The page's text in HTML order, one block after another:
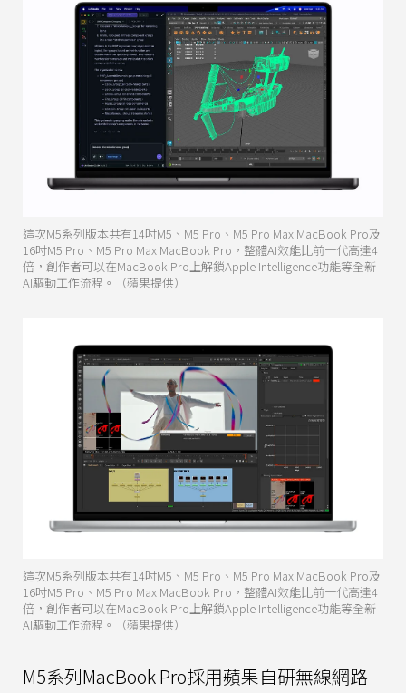
這次M5系列版本共有14吋M5、M5 Pro、M5 Pro Max MacBook Pro及
16吋M5 Pro、M5 Pro Max MacBook Pro，整體AI效能比前一代高達4
倍，創作者可以在MacBook Pro上解鎖Apple Intelligence功能等全新
AI驅動工作流程。（蘋果提供）
這次M5系列版本共有14吋M5、M5 Pro、M5 Pro Max MacBook Pro及
16吋M5 Pro、M5 Pro Max MacBook Pro，整體AI效能比前一代高達4
倍，創作者可以在MacBook Pro上解鎖Apple Intelligence功能等全新
AI驅動工作流程。（蘋果提供）
M5系列MacBook Pro採用蘋果自研無線網路